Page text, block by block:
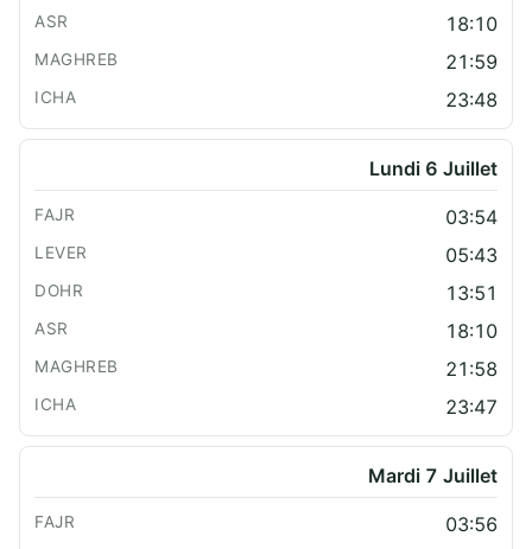
18:10
21:59
23:48
Lundi 6 Juillet
03:54
05:43
13:51
18:10
21:58
23:47
Mardi 7 Juillet
03:56